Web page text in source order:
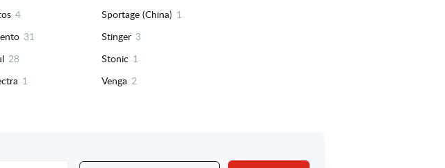
4
31
28
1
Sportage (China) 1
Stinger 3
Stonic 1
Venga 2